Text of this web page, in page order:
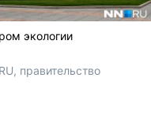
экологии
правительство